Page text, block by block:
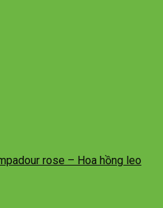
rose – Hoa hồng leo